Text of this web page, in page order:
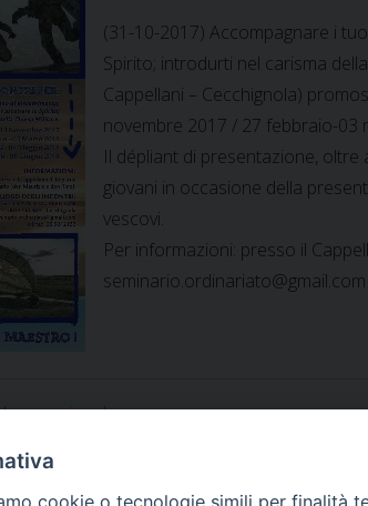
(31-10-2017) Accompagnare i
Spirito; introdurti nel carisma
Cappellani – Cecchignola)
novembre 2017 / 27 febbraio-03
Il dépliant di presentazione,
giovani in occasione della
vescovi.
Per informazioni: presso il
seminario.ordinariato@gmail.com
vocazionale